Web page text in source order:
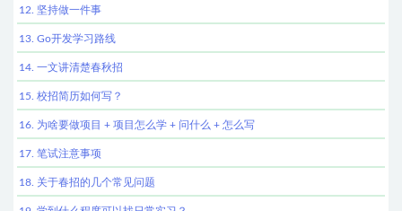
12. 坚持做一件事
13. Go开发学习路线
14. 一文讲清楚春秋招
15. 校招简历如何写？
16. 为啥要做项目 + 项目怎么学 + 问什么 + 怎么写
17. 笔试注意事项
18. 关于春招的几个常见问题